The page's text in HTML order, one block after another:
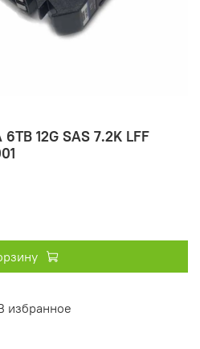
12G SAS 7.2K LFF
избранное